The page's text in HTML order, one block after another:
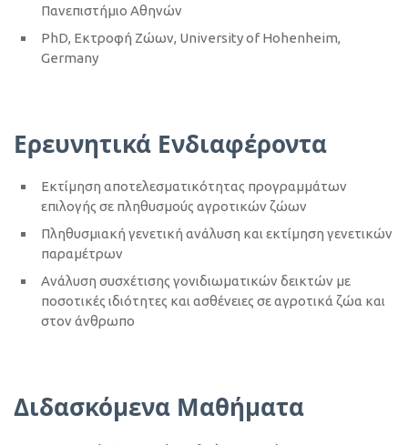
Πανεπιστήμιο Αθηνών
PhD, Εκτροφή Ζώων, University of Hohenheim,
Germany
Ερευνητικά Ενδιαφέροντα
Εκτίμηση αποτελεσματικότητας προγραμμάτων
επιλογής σε πληθυσμούς αγροτικών ζώων
Πληθυσμιακή γενετική ανάλυση και εκτίμηση γενετικών
παραμέτρων
Ανάλυση συσχέτισης γονιδιωματικών δεικτών με
ποσοτικές ιδιότητες και ασθένειες σε αγροτικά ζώα και
στον άνθρωπο
Διδασκόμενα Μαθήματα